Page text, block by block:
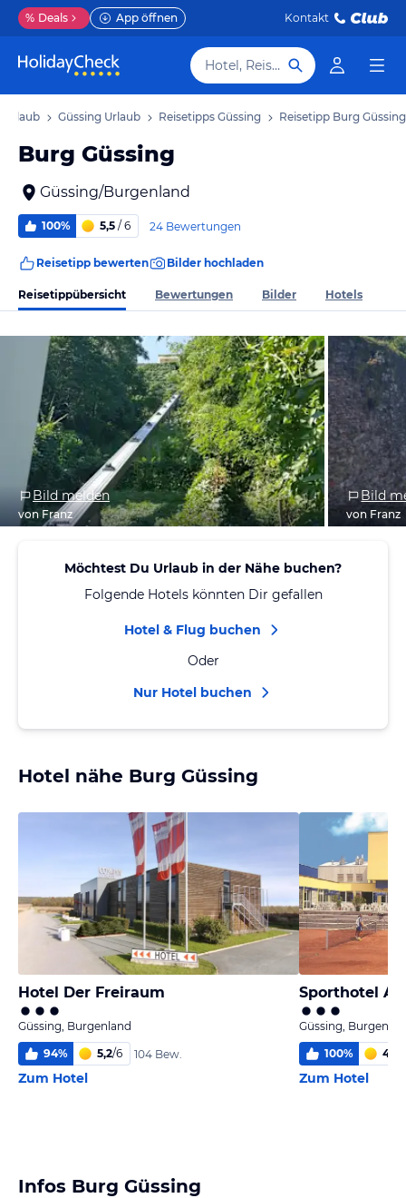
% Deals App öffnen Kontakt
Hotel, Reiseziel
Urlaub Güssing Urlaub Reisetipps Güssing Reisetipp Burg Güssing
Burg Güssing
Güssing/Burgenland
100% 5,5 / 6 24 Bewertungen
Reisetipp bewerten Bilder hochladen
Reisetippübersicht Bewertungen Bilder Hotels
Bild melden
von Franz
Bild
von Franz
Möchtest Du Urlaub in der Nähe buchen?
Folgende Hotels könnten Dir gefallen
Hotel & Flug buchen
Oder
Nur Hotel buchen
Hotel nähe Burg Güssing
Hotel Der Freiraum
Güssing, Burgenland
94% 5,2/6 104 Bew.
Zum Hotel
Sporthotel
Güssing,
100% 4,6
Zum Hotel
Infos Burg Güssing